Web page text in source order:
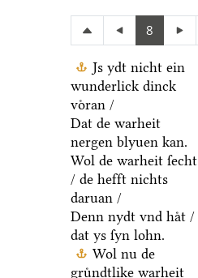
8
Js ydt nicht ein
wunderlick dinck
voͤran /
Dat de warheit
nergen blyuen kan.
Wol de warheit ſecht
/ de hefft nichts
daruan /
Denn nydt vnd haͤt /
dat ys ſyn lohn.
Wol nu de
gruͤndtlike warheit